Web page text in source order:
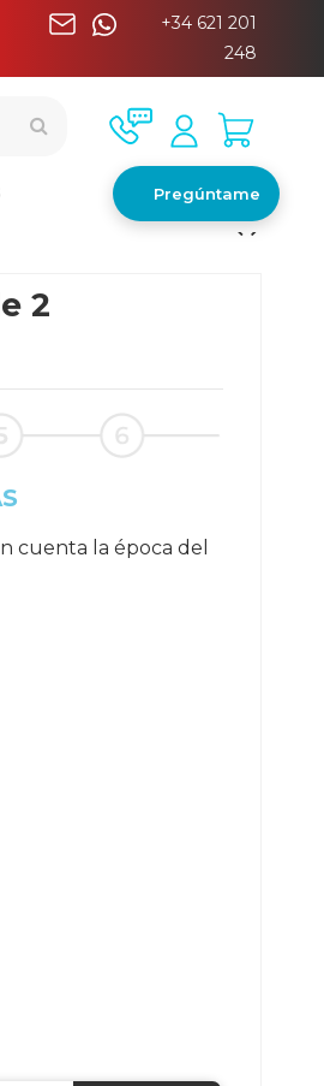
+34 621 201
248
Pregúntame
2
cuenta la época del